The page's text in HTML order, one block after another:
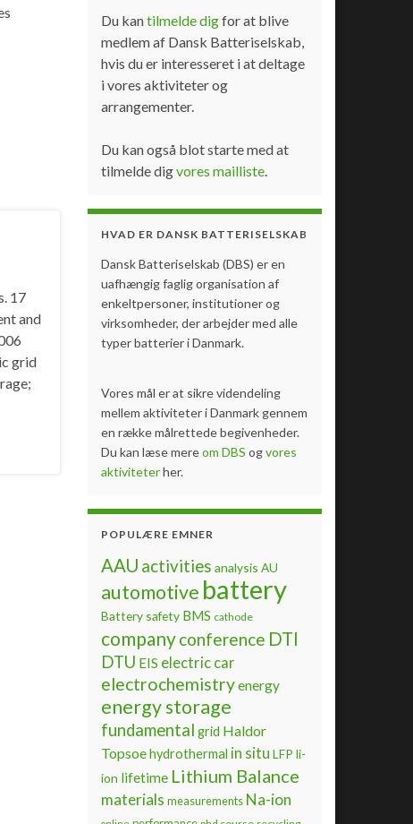
17
and
grid
Du kantilmelde digfor at blive
medlem af Dansk Batteriselskab,
hvis du er interesseret i at deltage
i vores aktiviteter og
arrangementer.
Du kan også blot starte med at
tilmelde digvores mailliste.
HVAD ER DANSK BATTERISELSKAB
Dansk Batteriselskab (DBS) er en
uafhængig faglig organisation af
enkeltpersoner, institutioner og
virksomheder, der arbejder med alle
typer batterier i Danmark.
Vores mål er at sikre videndeling
mellem aktiviteter i Danmark gennem
en række målrettede begivenheder.
Du kan læse mereom DBS ogvores
aktiviteterher.
POPULÆRE EMNER
AAU activities analysis AU
automotive battery
Battery safety BMS cathode
companyconference DTI
DTU EIS electric car
electrochemistryenergy
energy storage
fundamental grid Haldor
Topsoe hydrothermal in situ LFP li-
ion lifetime Lithium Balance
materials measurements Na-ion